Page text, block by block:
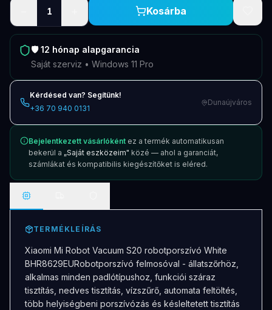
1 Kosárba
🛡️12 hónap alapgarancia
Saját szerviz • Windows 11 Pro
Kérdésed van? Segítünk!
+36 70 940 0131
Dunaújváros
Bejelentkezett vásárlóként ez a termék automatikusan
bekerül a „Saját eszközeim" közé — ahol a garanciát,
számlákat és kompatibilis kiegészítőket is eléred.
TERMÉKLEÍRÁS
Xiaomi Mi Robot Vacuum S20 robotporszívó White
BHR8629EURobotporszívó felmosóval - állatszőrhöz,
alkalmas minden padlótípushoz, funkciói száraz
tisztítás, nedves tisztítás, vízszűrő, automata feltöltés,
több helyiségbeni porszívózás és késleltetett tisztítás